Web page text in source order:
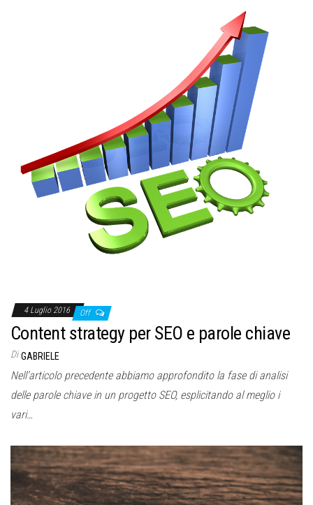
4 Luglio 2016 Off
Content strategy per SEO e parole chiave
Di GABRIELE
Nell’articolo precedente abbiamo approfondito la fase di analisi
delle parole chiave in un progetto SEO, esplicitando al meglio i
vari…